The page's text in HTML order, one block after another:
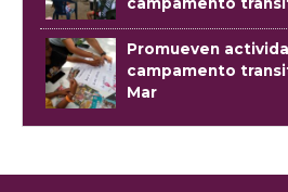
Promueven
campamento
Mar